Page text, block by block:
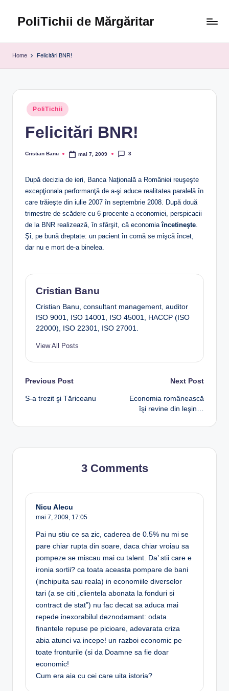
PoliTichii de Mărgăritar
Home Felicitări BNR!
Posted
in
PoliTichii
Felicitări BNR!
Posted
Cristian Banu mai 7, 2009 3
După decizia de ieri, Banca Naţională a României reuşeşte
excepţionala performanţă de a-şi aduce realitatea paralelă în
care trăieşte din iulie 2007 în septembrie 2008. După două
trimestre de scădere cu 6 procente a economiei, perspicacii
de la BNR realizează, în sfârşit, că economiaîncetineşte.
Şi, pe bună dreptate: un pacient în comă se mişcă încet,
dar nu e mort de-a binelea.
Cristian Banu
Cristian Banu, consultant management, auditor
ISO 9001, ISO 14001, ISO 45001, HACCP (ISO
22000), ISO 22301, ISO 27001.
View All Posts
Post
navigation
Previous Post
S-a trezit şi Tăriceanu
Next Post
Economia românească
îşi revine din leşin…
3 Comments
Nicu Alecu
mai 7, 2009, 17:05
Pai nu stiu ce sa zic, caderea de 0.5% nu mi se
pare chiar rupta din soare, daca chiar vroiau sa
pompeze se miscau mai cu talent. Da’ stii care e
ironia sortii? ca toata aceasta pompare de bani
(inchipuita sau reala) in economiile diverselor
tari (a se citi „clientela abonata la fonduri si
contract de stat”) nu fac decat sa aduca mai
repede inexorabilul deznodamant: odata
finantele repuse pe picioare, adevarata criza
abia atunci va incepe! un razboi economic pe
toate fronturile (si da Doamne sa fie doar
economic!
Cum era aia cu cei care uita istoria?